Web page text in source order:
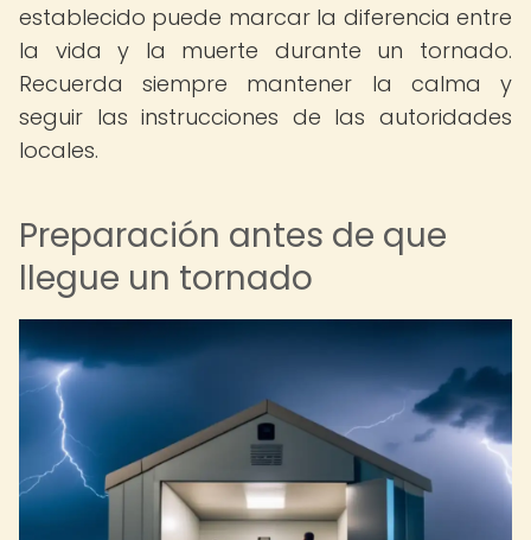
establecido puede marcar la diferencia entre
la vida y la muerte durante un tornado.
Recuerda siempre mantener la calma y
seguir las instrucciones de las autoridades
locales.
Preparación antes de que
llegue un tornado